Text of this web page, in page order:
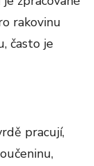
rakovinu
často je
pracují,